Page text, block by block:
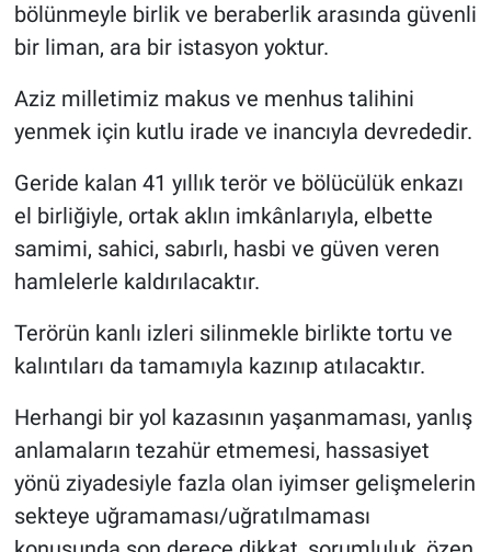
bölünmeyle birlik ve beraberlik arasında güvenli
bir liman, ara bir istasyon yoktur.
Aziz milletimiz makus ve menhus talihini
yenmek için kutlu irade ve inancıyla devrededir.
Geride kalan 41 yıllık terör ve bölücülük enkazı
el birliğiyle, ortak aklın imkânlarıyla, elbette
samimi, sahici, sabırlı, hasbi ve güven veren
hamlelerle kaldırılacaktır.
Terörün kanlı izleri silinmekle birlikte tortu ve
kalıntıları da tamamıyla kazınıp atılacaktır.
Herhangi bir yol kazasının yaşanmaması, yanlış
anlamaların tezahür etmemesi, hassasiyet
yönü ziyadesiyle fazla olan iyimser gelişmelerin
sekteye uğramaması/uğratılmaması